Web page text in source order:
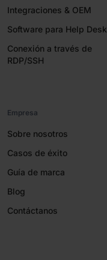
Integraciones & OEM
Software para Help Desk
Conexión a través de
RDP/SSH
Empresa
Sobre nosotros
Casos de éxito
Guía de marca
Blog
Contáctanos